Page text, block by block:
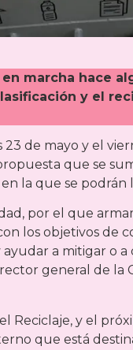
marcha hace
y el
de mayo y el
que se
la que se podrán
por el que
los objetivos de
a mitigar o
general de la
Reciclaje, y el
que está